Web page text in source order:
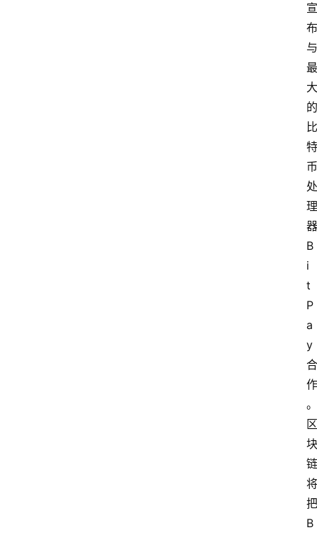
宣
布
与
最
大
的
比
特
币
处
理
器
B
i
t
P
a
y
合
作
。
区
块
链
将
把
B